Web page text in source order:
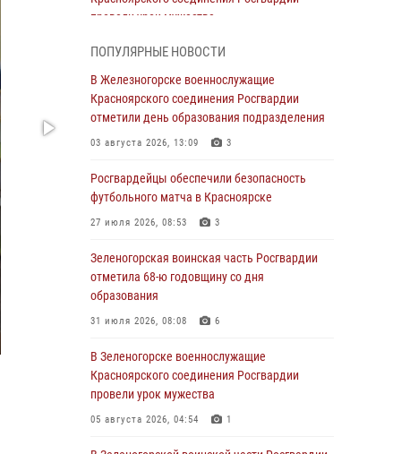
провели урок мужества
В Красноярске взрывотехники
спецподразделения Росгвардии уничтожили
артиллерийский снаряд
05 августа 2026, 04:52 1
В Красноярске сотрудники
вневедомственной охраны Росгвардии
задержали подозреваемого в серии краж из
04 августа 2026, 09:57
Сотрудники Росгвардии обеспечили
общественный порядок во время
Дудинке
04 августа 2026, 08:36 1
В Красноярске сотрудники Росгвардии
супермаркета
ПОПУЛЯРНЫЕ НОВОСТИ
В Железногорске военнослужащие
Красноярского соединения Росгвардии
отметили день образования подразделения
03 августа 2026, 13:09 3
Росгвардейцы обеспечили безопасность
футбольного матча в Красноярске
27 июля 2026, 08:53 3
Зеленогорская воинская часть Росгвардии
отметила 68-ю годовщину со дня
образования
31 июля 2026, 08:08 6
В Зеленогорске военнослужащие
Красноярского соединения Росгвардии
провели урок мужества
05 августа 2026, 04:54 1